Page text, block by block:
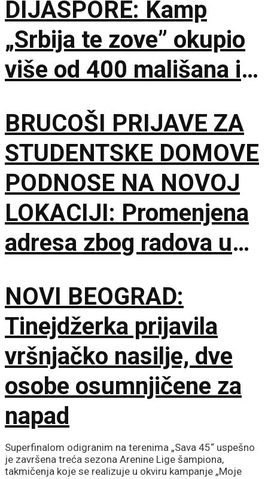
DIJASPORE: Kamp
„Srbija te zove” okupio
više od 400 mališana iz
BRUCOŠI PRIJAVE ZA
STUDENTSKE DOMOVE
PODNOSE NA NOVOJ
LOKACIJI: Promenjena
adresa zbog radova u
NOVI BEOGRAD:
Tinejdžerka prijavila
vršnjačko nasilje, dve
osobe osumnjičene za
napad
Superfinalom odigranim na terenima „Sava 45“ uspešno
je završena treća sezona Arenine Lige šampiona,
takmičenja koje se realizuje u okviru kampanje „Moje